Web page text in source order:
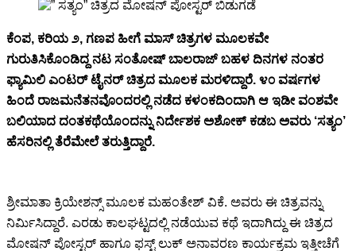
ಕೆಂಪ, ಕರಿಯ ೨, ಗಣಪ ಹೀಗೆ ಮಾಸ್ ಚಿತ್ರಗಳ ಮೂಲಕವೇ
ಗುರುತಿಸಿಕೊಂಡಿದ್ದ ನಟ ಸಂತೋಷ್ ಬಾಲರಾಜ್ ಬಹಳ ದಿನಗಳ ನಂತರ
ಫ್ಯಾಮಿಲಿ ಎಂಟರ್ ಟೈನರ್ ಚಿತ್ರದ ಮೂಲಕ ಮರಳಿದ್ದಾರೆ. ೪೦ ವರ್ಷಗಳ
ಹಿಂದೆ ರಾಜಮನೆತನವೊಂದರಲ್ಲಿ ನಡೆದ ಕಳಂಕದಿಂದಾಗಿ ಆ ಇಡೀ ವಂಶವೇ
ಬಲಿಯಾದ ದಂತಕಥೆಯೊಂದನ್ನು ನಿರ್ದೇಶಕ ಅಶೋಕ್ ಕಡಬ ಅವರು ‘ಸತ್ಯಂ’
ಹೆಸರಿನಲ್ಲಿ ತೆರೆಮೇಲೆ ತರುತ್ತಿದ್ದಾರೆ.
ಶ್ರೀಮಾತಾ ಕ್ರಿಯೇಶನ್ಸ್ ಮೂಲಕ ಮಹಂತೇಶ್ ವಿಕೆ. ಅವರು ಈ ಚಿತ್ರವನ್ನು
ನಿರ್ಮಿಸಿದ್ದಾರೆ. ಎರಡು ಕಾಲಘಟ್ಟದಲ್ಲಿ ನಡೆಯುವ ಕಥೆ ಇದಾಗಿದ್ದು ಈ ಚಿತ್ರದ
ಮೋಷನ್ ಪೋಸ್ಟರ್ ಹಾಗೂ ಫಸ್ಟ್ ಲುಕ್ ಅನಾವರಣ ಕಾರ್ಯಕ್ರಮ ಇತ್ತೀಚೆಗೆ